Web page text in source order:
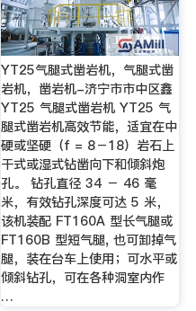
YT25气腿式凿岩机，气腿式凿
岩机，凿岩机-济宁市市中区鑫
YT25 气腿式凿岩机 YT25 气
腿式凿岩机高效节能，适宜在中
硬或坚硬（f = 8－18）岩石上
干式或湿式钻凿向下和倾斜炮
孔。 钻孔直径 34 － 46 毫
米，有效钻孔深度可达 5 米，
该机装配 FT160A 型长气腿或
FT160B 型短气腿, 也可卸掉气
腿，装在台车上使用；可水平或
倾斜钻孔，可在各种洞室内作
…